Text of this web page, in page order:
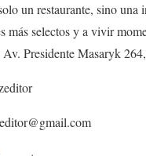
un restaurante, sino
más selectos y a vivir
Presidente Masaryk